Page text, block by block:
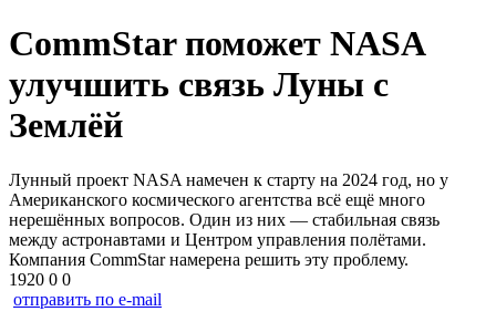
CommStar поможет NASA
улучшить связь Луны с
Землёй
Лунный проект NASA намечен к старту на 2024 год, но у
Американского космического агентства всё ещё много
нерешённых вопросов. Один из них — стабильная связь
между астронавтами и Центром управления полётами.
Компания CommStar намерена решить эту проблему.
1920 0 0
отправить по e-mail